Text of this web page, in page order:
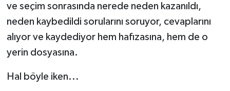
ve seçim sonrasında nerede neden kazanıldı,
neden kaybedildi sorularını soruyor, cevaplarını
alıyor ve kaydediyor hem hafızasına, hem de o
yerin dosyasına.
Hal böyle iken...